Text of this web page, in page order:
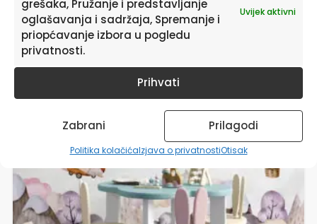
grešaka, Pružanje i predstavljanje
oglašavanja i sadržaja, Spremanje i
priopćavanje izbora u pogledu
privatnosti.
Uvijek aktivni
Prihvati
Zabrani Prilagodi
Politika kolačićaIzjava o privatnostiOtisak
Ovaj
proizvod
ima
više
Opcije
stranici
proizvoda